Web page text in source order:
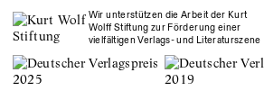
Wir unterstützen die Arbeit der Kurt
Wolff Stiftung zur Förderung einer
vielfältigen Verlags- und Literaturszene